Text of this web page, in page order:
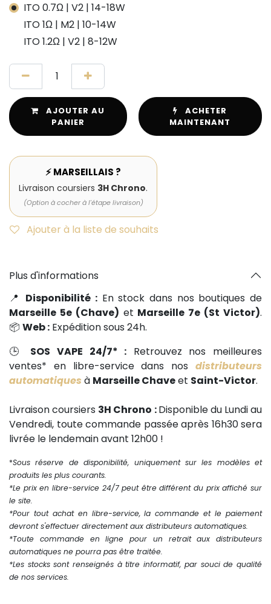
ITO 0.7Ω | V2 | 14-18W
ITO 1Ω | M2 | 10-14W
ITO 1.2Ω | V2 | 8-12W
AJOUTER AU
PANIER
ACHETER
MAINTENANT
⚡ MARSEILLAIS ?
Livraison coursiers 3H Chrono.
(Option à cocher à l'étape livraison)
Ajouter à la liste de souhaits
Plus d'informations
📍 Disponibilité : En stock dans nos boutiques de
Marseille 5e (Chave) et Marseille 7e (St Victor).
📦 Web : Expédition sous 24h.
🕒 SOS VAPE 24/7* : Retrouvez nos meilleures
ventes* en libre-service dans nos distributeurs
automatiques à Marseille Chaveet Saint-Victor.
Livraison coursiers 3H Chrono :Disponible du Lundi au
Vendredi, toute commande passée après 16h30 sera
livrée le lendemain avant 12h00 !
*Sous réserve de disponibilité, uniquement sur les modèles et
produits les plus courants.
*Le prix en libre-service 24/7 peut être différent du prix affiché sur
le site.
*Pour tout achat en libre-service, la commande et le paiement
devront s'effectuer directement aux distributeurs automatiques.
*Toute commande en ligne pour un retrait aux distributeurs
automatiques ne pourra pas être traitée.
*Les stocks sont renseignés à titre informatif, par souci de qualité
de nos services.